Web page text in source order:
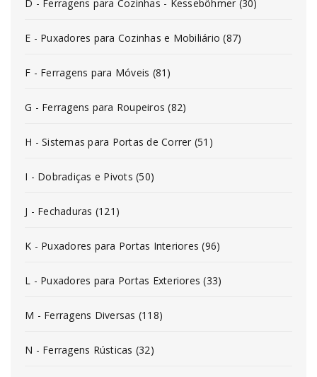
D - Ferragens para Cozinhas - Kesseböhmer (30)
E - Puxadores para Cozinhas e Mobiliário (87)
F - Ferragens para Móveis (81)
G - Ferragens para Roupeiros (82)
H - Sistemas para Portas de Correr (51)
I - Dobradiças e Pivots (50)
J - Fechaduras (121)
K - Puxadores para Portas Interiores (96)
L - Puxadores para Portas Exteriores (33)
M - Ferragens Diversas (118)
N - Ferragens Rústicas (32)